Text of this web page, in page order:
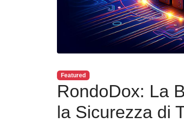
Featured
RondoDox: La
la Sicurezza di